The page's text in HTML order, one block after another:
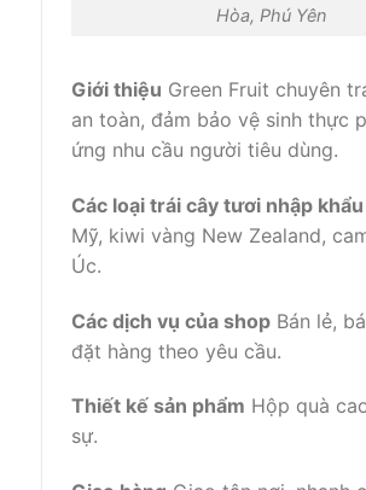
Hòa, Phú Yên
Giới thiệu Green Fruit chuyên
an toàn, đảm bảo vệ sinh thực
ứng nhu cầu người tiêu dùng.
Các loại trái cây tươi nhập khẩu
Mỹ, kiwi vàng New Zealand,
Úc.
Các dịch vụ của shop Bán lẻ,
đặt hàng theo yêu cầu.
Thiết kế sản phẩm Hộp quà
sự.